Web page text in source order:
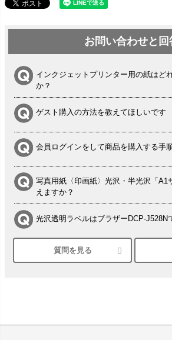
お問い合わせと回
インクジェットプリンター用の紙はど
か？
ゲスト購入の方法を教えてほしいです
会員ログインをして商品を購入する手
写真用紙〈印画紙〉光沢・半光沢「A1
えますか？
光沢透明ラベルはブラザーDCP-J528N
シルバーペーパーにEPSON EP-30VA
は？
塩ビのロール紙で離型紙が透明の商品
質問を見る